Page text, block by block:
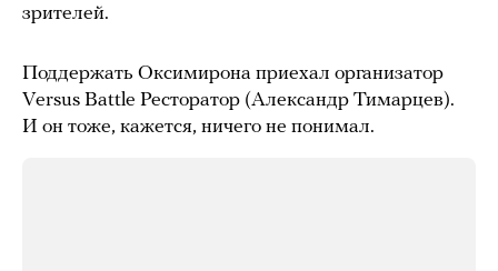
зрителей.
Поддержать Оксимирона приехал организатор
Versus Battle Ресторатор (Александр Тимарцев).
И он тоже, кажется, ничего не понимал.